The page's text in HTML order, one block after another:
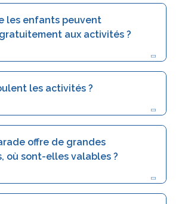
les enfants peuvent
aux activités ?
les activités ?
offre de grandes
où sont-elles valables ?